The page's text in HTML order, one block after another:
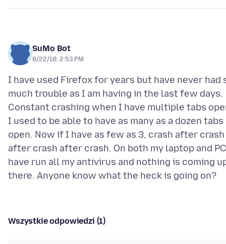
SuMo Bot
8/22/10, 2:53 PM
I have used Firefox for years but have never had
much trouble as I am having in the last few days.
Constant crashing when I have multiple tabs
I used to be able to have as many as a dozen tabs
open. Now if I have as few as 3, crash after crash
after crash after crash. On both my laptop and
have run all my antivirus and nothing is coming
Wszystkie odpowiedzi (1)